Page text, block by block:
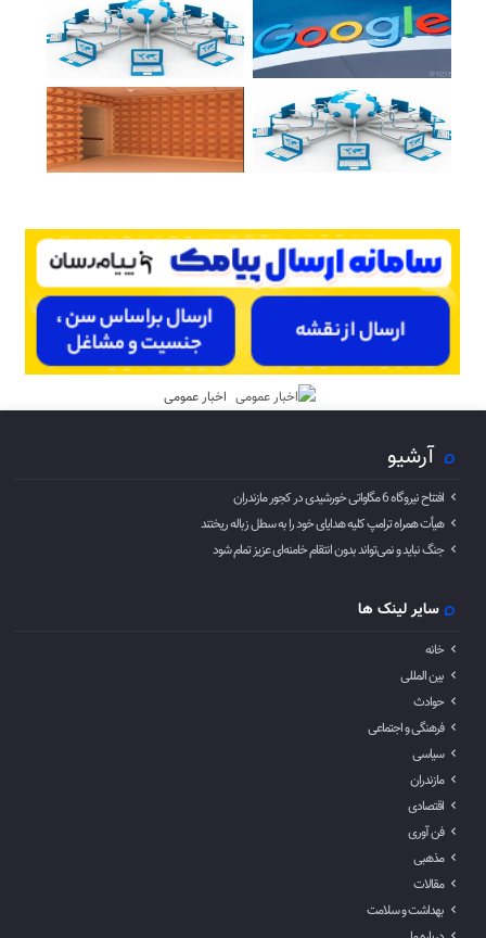
اخبار عمومی
آرشیو
افتتاح نیروگاه 6 مگاواتی خورشیدی در کجور مازندران
هیأت همراه ترامپ کلیه هدایای خود را به سطل زباله ریختند
جنگ نباید و نمی‌تواند بدون انتقام خامنه‌ای عزیز تمام شود
سایر لینک ها
خانه
بین المللی
حوادث
فرهنگی و اجتماعی
سیاسی
مازندران
اقتصادی
فن آوری
مذهبی
مقالات
بهداشت و سلامت